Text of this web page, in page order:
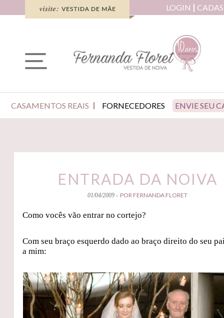
LOGIN
CASAMENTOS REAIS FORNECEDORES ENVIE SEU
ENTRADA DA NOIVA
01/04/2009 - POR FERNANDA FLORET
Como vocês vão entrar no cortejo?
Com seu braço esquerdo dado ao braço direito do seu
a mim: